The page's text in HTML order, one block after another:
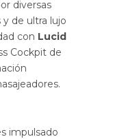
diversas
de ultra lujo
con Lucid
Cockpit de
impulsado